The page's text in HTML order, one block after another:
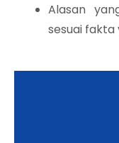
Alasan
sesuai